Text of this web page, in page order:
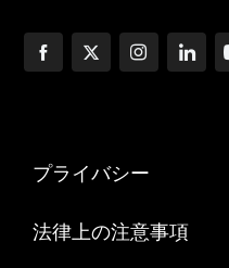
プライバシー
法律上の注意事項